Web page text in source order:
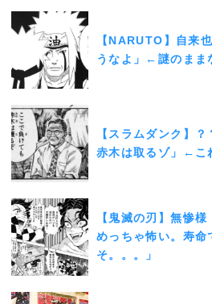
【NARUTO】自来
うなよ」←謎のま
【スラムダンク】
赤木は取るゾ」←こ
【鬼滅の刃】無惨
めっちゃ怖い。寿命
そ。。。」